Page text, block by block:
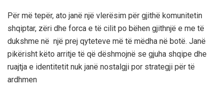
Për më tepër, ato janë një vlerësim për gjithë komunitetin
shqiptar, zëri dhe forca e të cilit po bëhen gjithnjë e me të
dukshme në një prej qyteteve më të mëdha në botë. Janë
pikërisht këto arritje të që dëshmojnë se gjuha shqipe dhe
ruajtja e identitetit nuk janë nostalgji por strategji për të
ardhmen